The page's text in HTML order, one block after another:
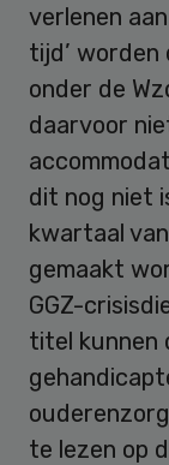
verlenen
tijd’
onder de
daarvoor
dit nog niet
kwartaal
gemaakt
GGZ-
titel kunnen
te lezen op